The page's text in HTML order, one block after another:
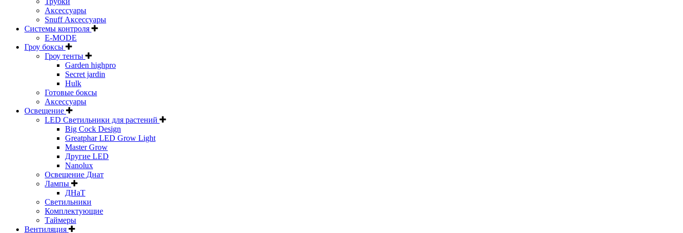
Аксессуары
Snuff Аксессуары
Системы контроля
E-MODE
Гроу боксы
Гроу тенты
Garden highpro
Secret jardin
Hulk
Готовые боксы
Аксессуары
Освещение
LED Светильники для растений
Big Cock Design
Greatphar LED Grow Light
Master Grow
Другие LED
Nanolux
Освещение Днат
Лампы
ДНаТ
Светильники
Комплектующие
Таймеры
Вентиляция